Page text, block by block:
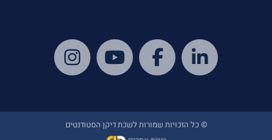
© כל הזכויות שמורות לשכת דיקן הסטודנטים